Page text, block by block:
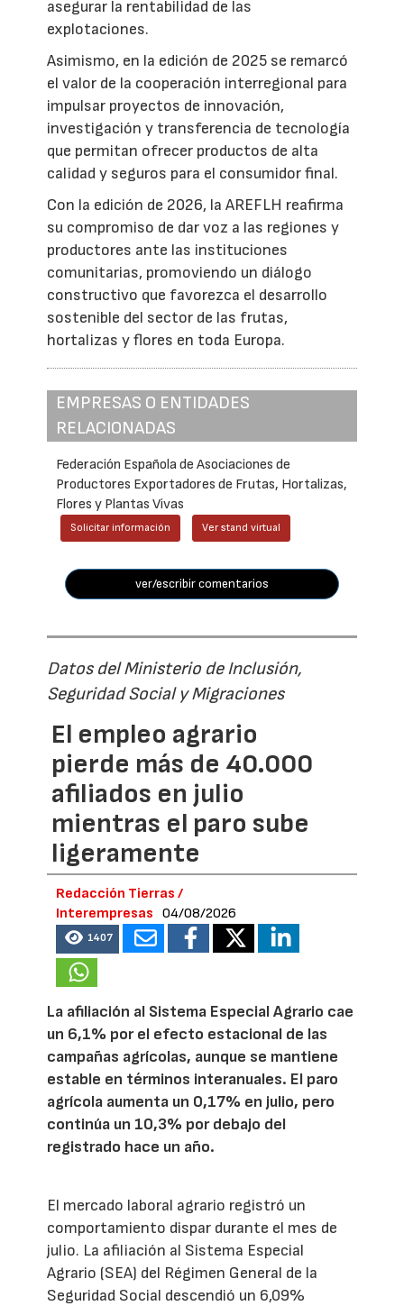
asegurar la rentabilidad de las
explotaciones.
Asimismo, en la edición de 2025 se remarcó
el valor de la cooperación interregional para
impulsar proyectos de innovación,
investigación y transferencia de tecnología
que permitan ofrecer productos de alta
calidad y seguros para el consumidor final.
Con la edición de 2026, la AREFLH reafirma
su compromiso de dar voz a las regiones y
productores ante las instituciones
comunitarias, promoviendo un diálogo
constructivo que favorezca el desarrollo
sostenible del sector de las frutas,
hortalizas y flores en toda Europa.
EMPRESAS O ENTIDADES
RELACIONADAS
Federación Española de Asociaciones de
Productores Exportadores de Frutas, Hortalizas,
Flores y Plantas Vivas
Solicitar información Ver stand virtual
ver/escribir comentarios
Datos del Ministerio de Inclusión,
Seguridad Social y Migraciones
El empleo agrario
pierde más de 40.000
afiliados en julio
mientras el paro sube
ligeramente
Redacción Tierras /
Interempresas
04/08/2026
1407
La afiliación al Sistema Especial Agrario cae
un 6,1% por el efecto estacional de las
campañas agrícolas, aunque se mantiene
estable en términos interanuales. El paro
agrícola aumenta un 0,17% en julio, pero
continúa un 10,3% por debajo del
registrado hace un año.
El mercado laboral agrario registró un
comportamiento dispar durante el mes de
julio. La afiliación al Sistema Especial
Agrario (SEA) del Régimen General de la
Seguridad Social descendió un 6,09%